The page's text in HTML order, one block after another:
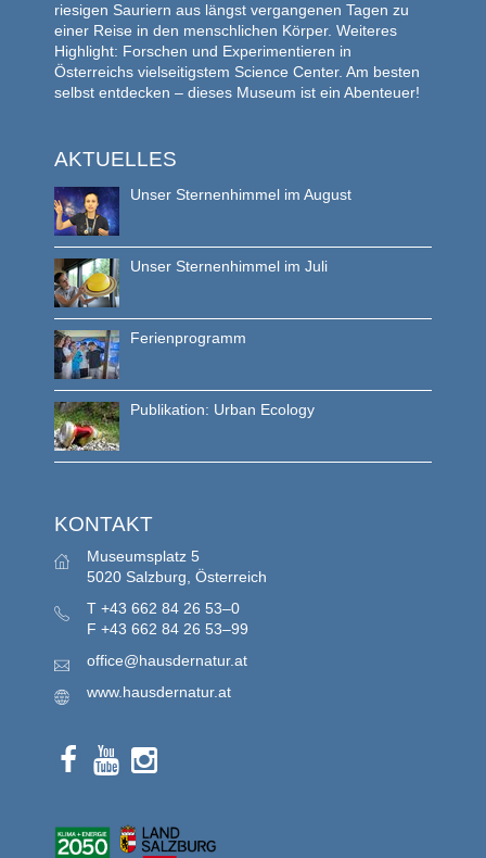
riesigen Sauriern aus längst vergangenen Tagen zu
einer Reise in den menschlichen Körper. Weiteres
Highlight: Forschen und Experimentieren in
Österreichs vielseitigstem Science Center. Am besten
selbst entdecken – dieses Museum ist ein Abenteuer!
AKTUELLES
Unser Sternenhimmel im August
Unser Sternenhimmel im Juli
Ferienprogramm
Publikation: Urban Ecology
KONTAKT
Museumsplatz 5
5020 Salzburg, Österreich
T +43 662 84 26 53–0
F +43 662 84 26 53–99
office@hausdernatur.at
www.hausdernatur.at